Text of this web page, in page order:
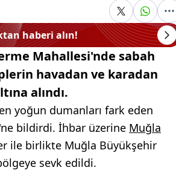
haberi alın!
Mahallesi'nde sabah
havadan ve karadan
alındı.
yoğun dumanları fark eden
bildirdi. İhbar üzerine Muğla
ile birlikte Muğla Büyükşehir
sevk edildi.